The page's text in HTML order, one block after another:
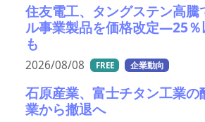
住友電工、タングステン高騰
ル事業製品を価格改定―25％
も
2026/08/08 FREE 企業動向
石原産業、富士チタン工業の
業から撤退へ